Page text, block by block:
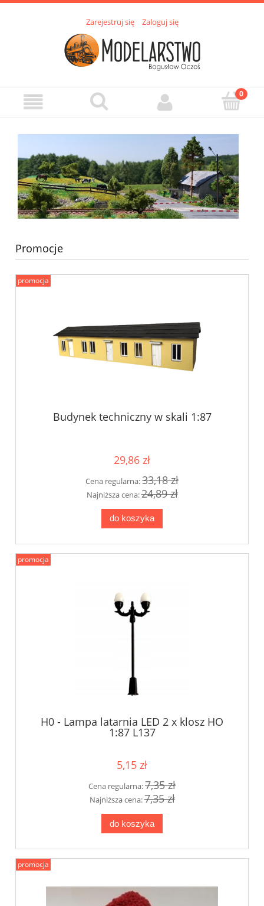
Zarejestruj się Zaloguj się
Promocje
Budynek techniczny w skali 1:87
29,86 zł
Cena regularna:33,18 zł
Najniższa cena:24,89 zł
do koszyka
promocja
H0 - Lampa latarnia LED 2 x klosz HO
1:87 L137
5,15 zł
Cena regularna:7,35 zł
Najniższa cena:7,35 zł
do koszyka
promocja
promocja